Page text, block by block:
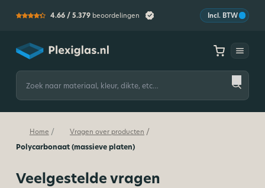
4.66 / 5.379 beoordelingen Incl. BTW
Plexiglas
Zoeken
naar:
Home / Vragen over producten /
Polycarbonaat (massieve platen)
Veelgestelde vragen